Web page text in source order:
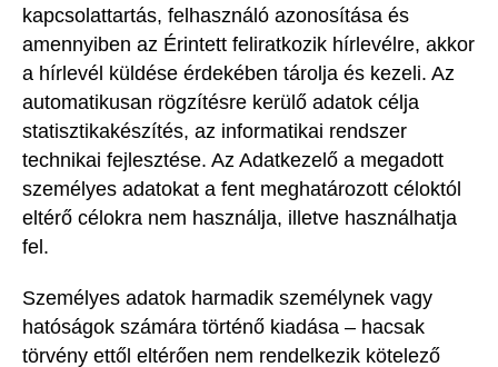
kapcsolattartás, felhasználó azonosítása és
amennyiben az Érintett feliratkozik hírlevélre, akkor
a hírlevél küldése érdekében tárolja és kezeli. Az
automatikusan rögzítésre kerülő adatok célja
statisztikakészítés, az informatikai rendszer
technikai fejlesztése. Az Adatkezelő a megadott
személyes adatokat a fent meghatározott céloktól
eltérő célokra nem használja, illetve használhatja
fel.
Személyes adatok harmadik személynek vagy
hatóságok számára történő kiadása – hacsak
törvény ettől eltérően nem rendelkezik kötelező